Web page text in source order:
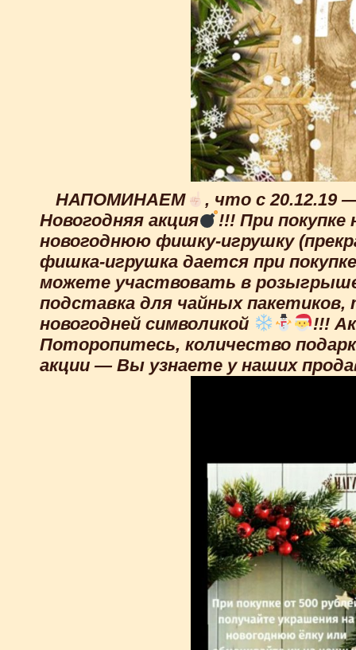
НАПОМИНАЕМ
, что с 20.12.19
Новогодняя акция
!!! При
новогоднюю фишку-игрушку
фишка-игрушка дается при
можете участвовать в
подставка для чайных
новогодней символикой
!!!
Поторопитесь, количество
акции — Вы узнаете у наших